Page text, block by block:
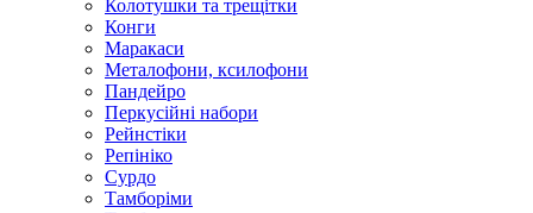
Колотушки та трещітки
Конги
Маракаси
Металофони, ксилофони
Пандейро
Перкусійні набори
Рейнстіки
Репініко
Сурдо
Тамборіми